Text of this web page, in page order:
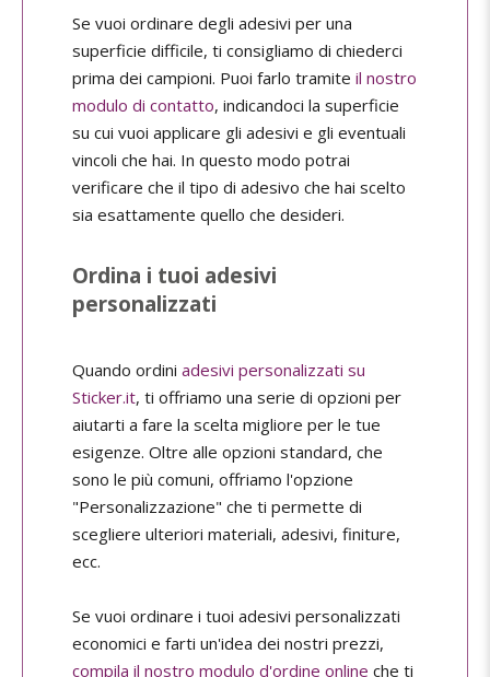
Se vuoi ordinare degli adesivi per una
superficie difficile, ti consigliamo di chiederci
prima dei campioni. Puoi farlo tramite il nostro
modulo di contatto, indicandoci la superficie
su cui vuoi applicare gli adesivi e gli eventuali
vincoli che hai. In questo modo potrai
verificare che il tipo di adesivo che hai scelto
sia esattamente quello che desideri.
Ordina i tuoi adesivi
personalizzati
Quando ordini adesivi personalizzati su
Sticker.it, ti offriamo una serie di opzioni per
aiutarti a fare la scelta migliore per le tue
esigenze. Oltre alle opzioni standard, che
sono le più comuni, offriamo l'opzione
"Personalizzazione" che ti permette di
scegliere ulteriori materiali, adesivi, finiture,
ecc.
Se vuoi ordinare i tuoi adesivi personalizzati
economici e farti un'idea dei nostri prezzi,
compila il nostro modulo d'ordine online che ti